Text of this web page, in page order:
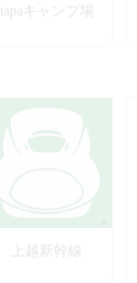
tapaキャンプ場